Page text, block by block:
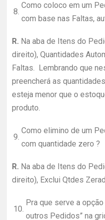
8.
Como coloco em um
com base nas Faltas,
R. Na aba de Itens do
direito), Quantidades
Faltas. Lembrando que
preencherá as
esteja menor que o
produto.
9.
Como elimino de um
com quantidade zero ?
R. Na aba de Itens do
direito), Exclui Qtdes
10.
Pra que serve a
outros Pedidos” na